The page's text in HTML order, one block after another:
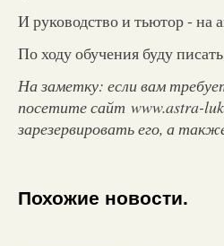
И руководство и тьютор - на
По ходу обучения буду
На заметку: если вам
посетите сайт www.astra-
зарезервировать его, а
Похожие новости.